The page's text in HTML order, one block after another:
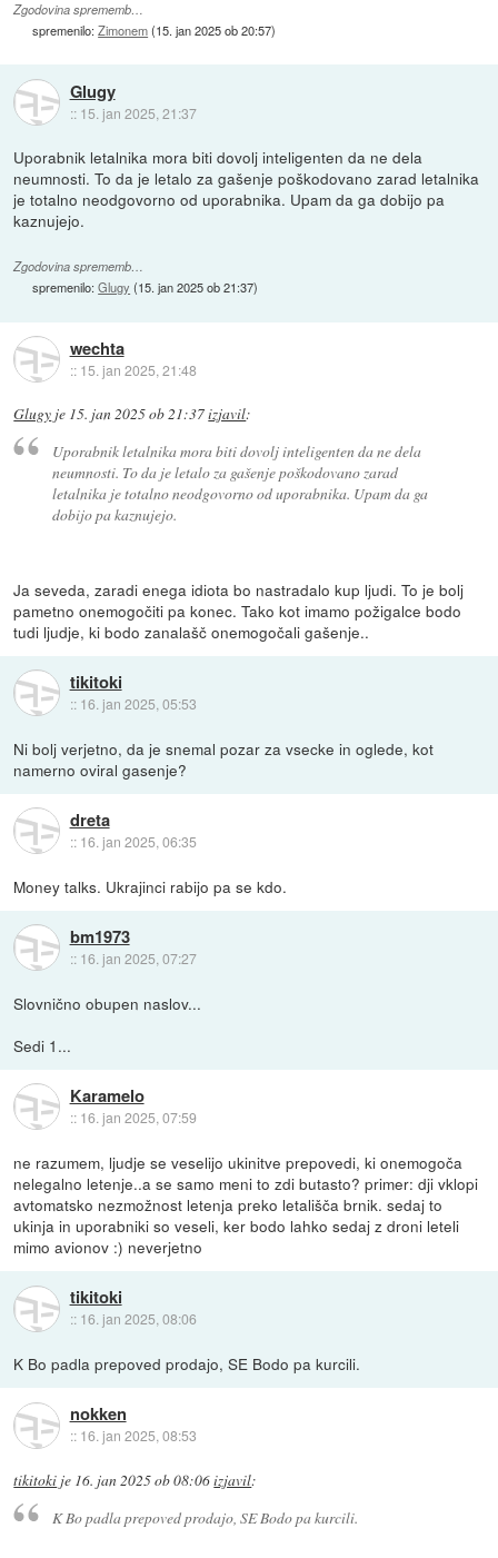
Zgodovina sprememb…
spremenilo:Zimonem(15. jan 2025 ob 20:57)
Glugy
:: 15. jan 2025, 21:37
Uporabnik letalnika mora biti dovolj inteligenten da ne dela
neumnosti. To da je letalo za gašenje poškodovano zarad letalnika
je totalno neodgovorno od uporabnika. Upam da ga dobijo pa
kaznujejo.
Zgodovina sprememb…
spremenilo:Glugy (15. jan 2025 ob 21:37)
wechta
:: 15. jan 2025, 21:48
Glugy je 15. jan 2025 ob 21:37izjavil:
Uporabnik letalnika mora biti dovolj inteligenten da ne dela
neumnosti. To da je letalo za gašenje poškodovano zarad
letalnika je totalno neodgovorno od uporabnika. Upam da ga
dobijo pa kaznujejo.
Ja seveda, zaradi enega idiota bo nastradalo kup ljudi. To je bolj
pametno onemogočiti pa konec. Tako kot imamo požigalce bodo
tudi ljudje, ki bodo zanalašč onemogočali gašenje..
tikitoki
:: 16. jan 2025, 05:53
Ni bolj verjetno, da je snemal pozar za vsecke in oglede, kot
namerno oviral gasenje?
dreta
:: 16. jan 2025, 06:35
Money talks. Ukrajinci rabijo pa se kdo.
bm1973
:: 16. jan 2025, 07:27
Slovnično obupen naslov...
Sedi 1...
Karamelo
:: 16. jan 2025, 07:59
ne razumem, ljudje se veselijo ukinitve prepovedi, ki onemogoča
nelegalno letenje..a se samo meni to zdi butasto? primer: dji vklopi
avtomatsko nezmožnost letenja preko letališča brnik. sedaj to
ukinja in uporabniki so veseli, ker bodo lahko sedaj z droni leteli
mimo avionov :) neverjetno
tikitoki
:: 16. jan 2025, 08:06
K Bo padla prepoved prodajo, SE Bodo pa kurcili.
nokken
:: 16. jan 2025, 08:53
tikitoki je 16. jan 2025 ob 08:06izjavil:
K Bo padla prepoved prodajo, SE Bodo pa kurcili.